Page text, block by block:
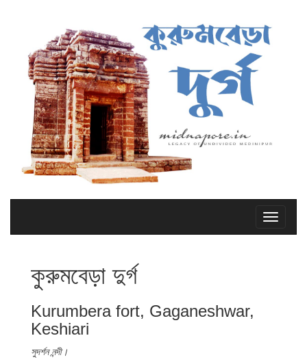
কুরুমবেড়া দুর্গ
Kurumbera fort, Gaganeshwar,
Keshiari
সুদর্শন নন্দী।